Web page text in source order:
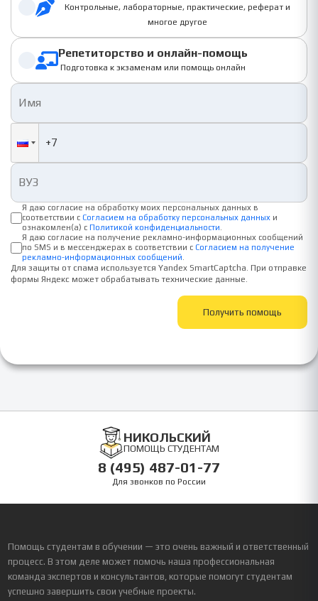
Контрольные, лабораторные, практические, реферат и
многое другое
Репетиторство и онлайн-помощь
Подготовка к экзаменам или помощь онлайн
Я даю согласие на обработку моих персональных данных в
соответствии с Согласием на обработку персональных данных и
ознакомлен(а) с Политикой конфиденциальности
Я даю согласие на получение рекламно-информационных сообщений
по SMS и в мессенджерах в соответствии с Согласием на получение
рекламно-информационных сообщений
Для защиты от спама используется Yandex SmartCaptcha. При отправке
формы Яндекс может обрабатывать технические данные.
Получить помощь
НИКОЛЬСКИЙ
ПОМОЩЬ СТУДЕНТАМ
8 (495) 487-01-77
Для звонков по России
Помощь студентам в обучении — это очень важный и ответственный
процесс. В этом деле может помочь наша профессиональная
команда экспертов и консультантов, которые помогут студентам
успешно завершить свои учебные проекты.